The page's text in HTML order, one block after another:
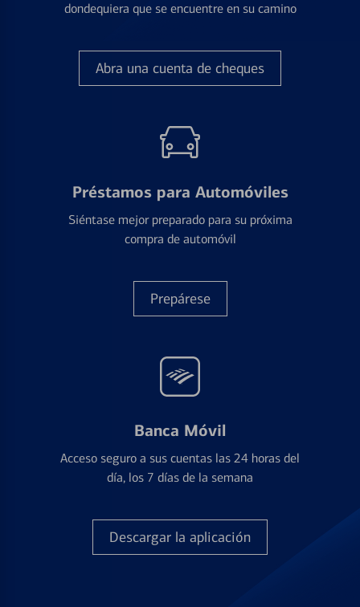
dondequiera que se encuentre en su camino
Abra una cuenta de cheques
Préstamos para Automóviles
Siéntase mejor preparado para su próxima
compra de automóvil
Prepárese
Banca Móvil
Acceso seguro a sus cuentas las 24 horas del
día, los 7 días de la semana
Descargar la aplicación